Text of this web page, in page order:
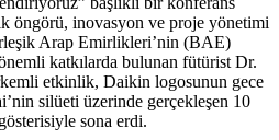
öngörü, inovasyon ve proje yönetimi
Arap Emirlikleri’nin (BAE)
katkılarda bulunan fütürist Dr.
etkinlik, Daikin logosunun gece
silüeti üzerinde gerçekleşen 10
sona erdi.